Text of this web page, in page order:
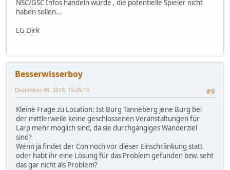
NSC/GSC Infos handeln würde , die potentielle Spieler nicht
haben sollen...
LG Dirk
Besserwisserboy
#9
Dezember 08, 2018, 15:25:13
Kleine Frage zu Location: Ist Burg Tanneberg jene Burg bei
der mittlerweile keine geschlossenen Veranstaltungen für
Larp mehr möglich sind, da sie durchgängiges Wanderziel
sind?
Wenn ja findet der Con noch vor dieser Einschränkung statt
oder habt ihr eine Lösung für das Problem gefunden bzw. seht
das gar nicht als Problem?